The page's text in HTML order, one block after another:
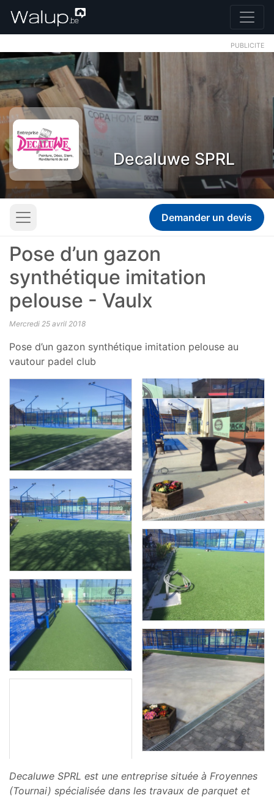
PUBLICITE
Decaluwe SPRL
Demander un devis
Pose d’un gazon
synthétique imitation
pelouse - Vaulx
Mercredi 25 avril 2018
Pose d’un gazon synthétique imitation pelouse au
vautour padel club
Decaluwe SPRL est une entreprise située à Froyennes
(Tournai) spécialisée dans les travaux de parquet et